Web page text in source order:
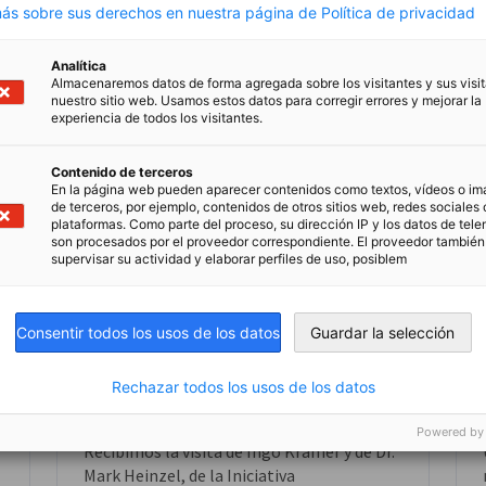
Diálogo institucional y
cooperación bilateral con
Alemania
Recibimos la visita de Ingo Kramer y de Dr.
Mark Heinzel, de la Iniciativa
sobre sus derechos en nuestra página de Política de privacidad
Analítica
Almacenaremos datos de forma agregada sobre los visitantes y sus
nuestro sitio web. Usamos estos datos para corregir errores y mejorar la
experiencia de todos los visitantes.
Contenido de terceros
En la página web pueden aparecer contenidos como textos, vídeos o
de terceros, por ejemplo, contenidos de otros sitios web, redes sociales
plataformas. Como parte del proceso, su dirección IP y los datos de
son procesados por el proveedor correspondiente. El proveedor
supervisar su actividad y elaborar perfiles de uso, posiblem
Consentir todos los usos de los datos Guardar la selección
Rechazar todos los usos de los datos
Powered by